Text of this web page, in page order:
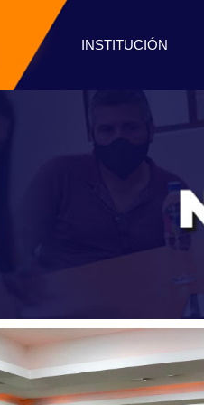
INSTITUCIÓN